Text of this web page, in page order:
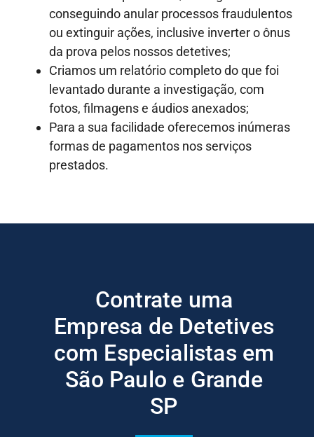
conseguindo anular processos fraudulentos
ou extinguir ações, inclusive inverter o ônus
da prova pelos nossos detetives;
Criamos um relatório completo do que foi
levantado durante a investigação, com
fotos, filmagens e áudios anexados;
Para a sua facilidade oferecemos inúmeras
formas de pagamentos nos serviços
prestados.
Contrate uma
Empresa de Detetives
com Especialistas em
São Paulo e Grande
SP